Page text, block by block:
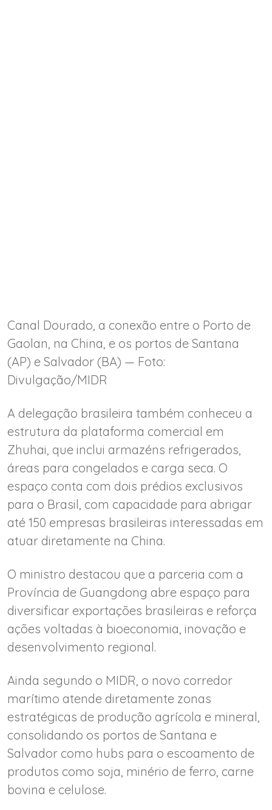
Canal Dourado, a conexão entre o Porto de
Gaolan, na China, e os portos de Santana
(AP) e Salvador (BA) — Foto:
Divulgação/MIDR
A delegação brasileira também conheceu a
estrutura da plataforma comercial em
Zhuhai, que inclui armazéns refrigerados,
áreas para congelados e carga seca. O
espaço conta com dois prédios exclusivos
para o Brasil, com capacidade para abrigar
até 150 empresas brasileiras interessadas em
atuar diretamente na China.
O ministro destacou que a parceria com a
Província de Guangdong abre espaço para
diversificar exportações brasileiras e reforça
ações voltadas à bioeconomia, inovação e
desenvolvimento regional.
Ainda segundo o MIDR, o novo corredor
marítimo atende diretamente zonas
estratégicas de produção agrícola e mineral,
consolidando os portos de Santana e
Salvador como hubs para o escoamento de
produtos como soja, minério de ferro, carne
bovina e celulose.